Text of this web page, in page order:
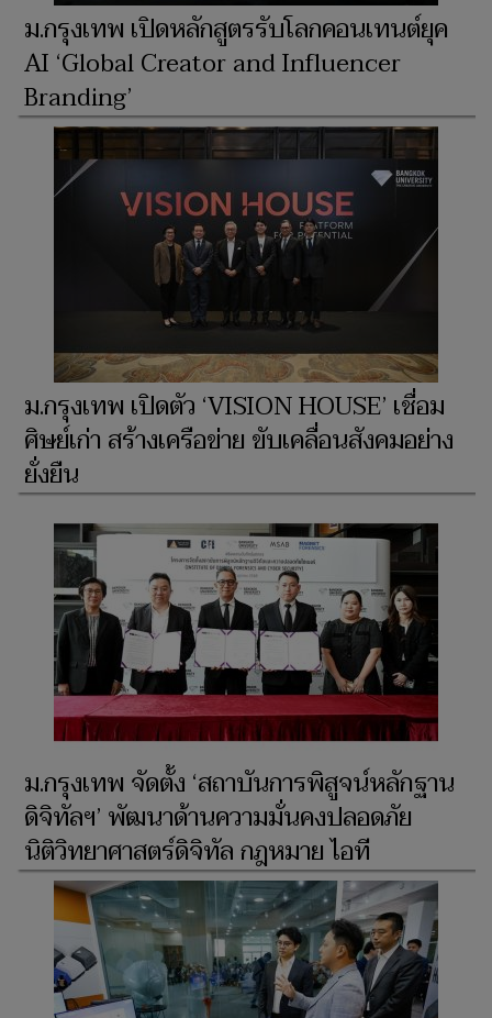
ม.กรุงเทพ เปิดหลักสูตรรับโลกคอนเทนต์ยุค
AI ‘Global Creator and Influencer
Branding’
ม.กรุงเทพ เปิดตัว ‘VISION HOUSE’ เชื่อม
ศิษย์เก่า สร้างเครือข่าย ขับเคลื่อนสังคมอย่าง
ยั่งยืน
ม.กรุงเทพ จัดตั้ง ‘สถาบันการพิสูจน์หลักฐาน
ดิจิทัลฯ’ พัฒนาด้านความมั่นคงปลอดภัย
นิติวิทยาศาสตร์ดิจิทัล กฎหมาย ไอที